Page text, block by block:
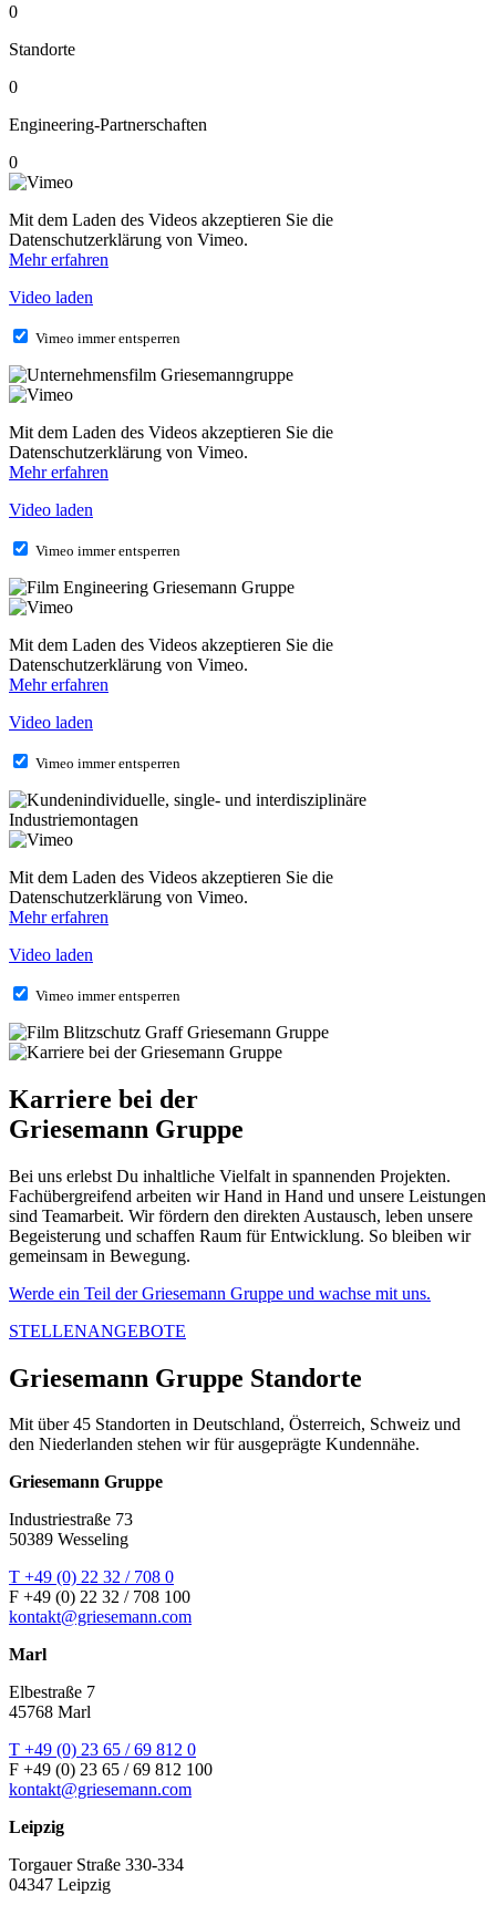
0
Standorte
0
Engineering-Partnerschaften
0
Mit dem Laden des Videos akzeptieren Sie die
Datenschutzerklärung von Vimeo.
Mehr erfahren
Video laden
Vimeo immer entsperren
Mit dem Laden des Videos akzeptieren Sie die
Datenschutzerklärung von Vimeo.
Mehr erfahren
Video laden
Vimeo immer entsperren
Mit dem Laden des Videos akzeptieren Sie die
Datenschutzerklärung von Vimeo.
Mehr erfahren
Video laden
Vimeo immer entsperren
Mit dem Laden des Videos akzeptieren Sie die
Datenschutzerklärung von Vimeo.
Mehr erfahren
Video laden
Vimeo immer entsperren
Karriere bei der
Griesemann Gruppe
Bei uns erlebst Du inhaltliche Vielfalt in spannenden Projekten.
Fachübergreifend arbeiten wir Hand in Hand und unsere Leistungen
sind Teamarbeit. Wir fördern den direkten Austausch, leben unsere
Begeisterung und schaffen Raum für Entwicklung. So bleiben wir
gemeinsam in Bewegung.
Werde ein Teil der Griesemann Gruppe und wachse mit uns.
STELLENANGEBOTE
Griesemann Gruppe Standorte
Mit über 45 Standorten in Deutschland, Österreich, Schweiz und
den Niederlanden stehen wir für ausgeprägte Kundennähe.
Griesemann Gruppe
Industriestraße 73
50389 Wesseling
T +49 (0) 22 32 / 708 0
F +49 (0) 22 32 / 708 100
kontakt@griesemann.com
Marl
Elbestraße 7
45768 Marl
T +49 (0) 23 65 / 69 812 0
F +49 (0) 23 65 / 69 812 100
kontakt@griesemann.com
Leipzig
Torgauer Straße 330-334
04347 Leipzig